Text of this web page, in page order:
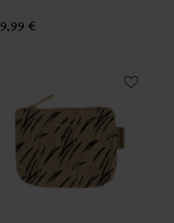
9,99 €
80 Blatt
Canvas Etui In the Meadow S